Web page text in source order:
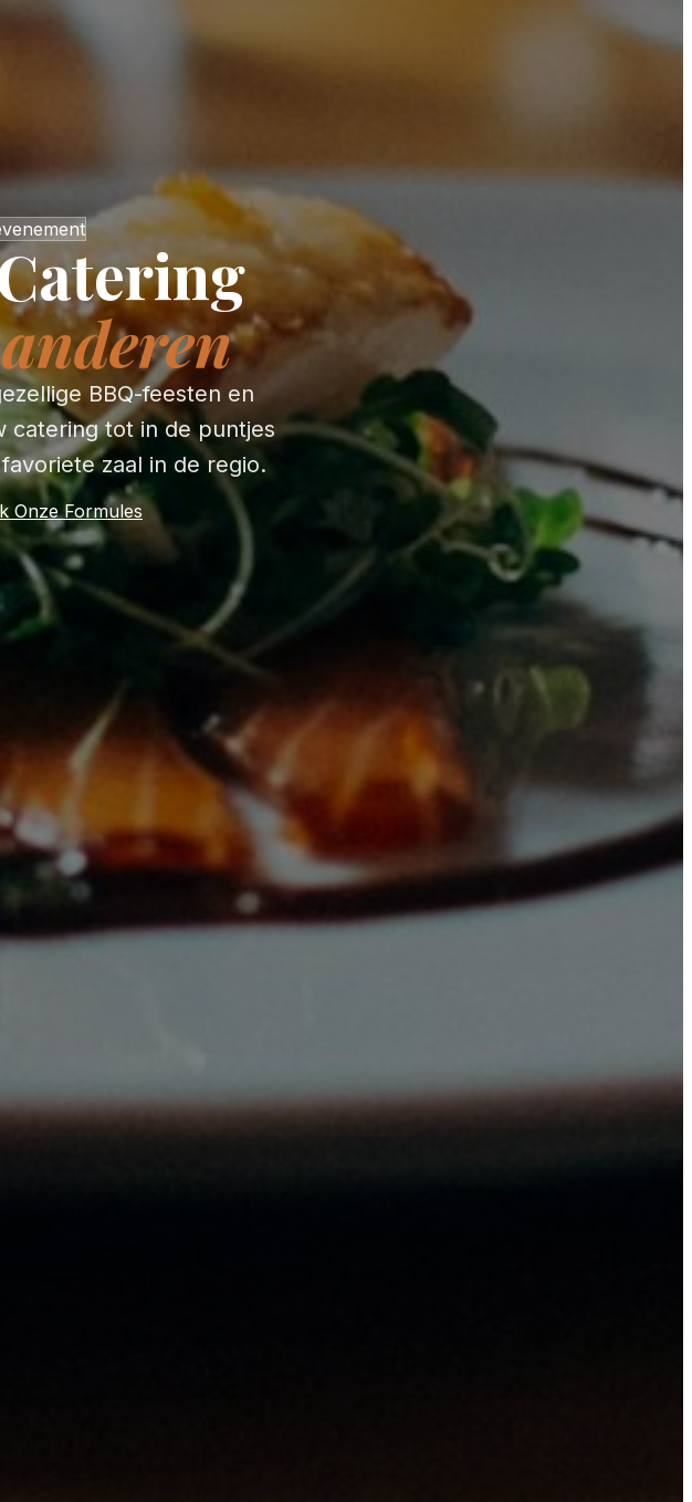
BBQ-feesten en
catering tot in de puntjes
zaal in de regio.
Onze Formules